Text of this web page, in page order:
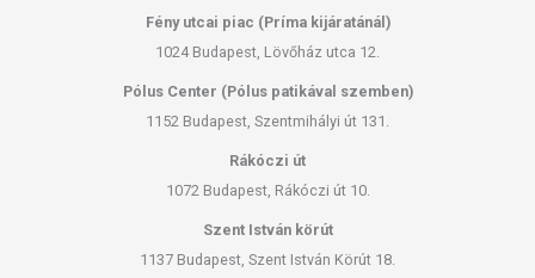
Fény utcai piac (Príma kijáratánál)
1024 Budapest, Lövőház utca 12.
Pólus Center (Pólus patikával szemben)
1152 Budapest, Szentmihályi út 131.
Rákóczi út
1072 Budapest, Rákóczi út 10.
Szent István körút
1137 Budapest, Szent István Körút 18.